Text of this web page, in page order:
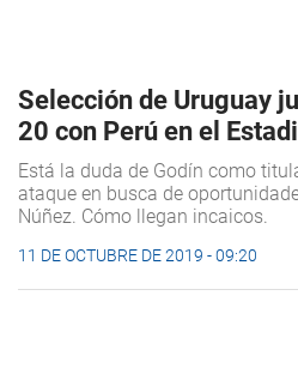
Selección de Uruguay
20 con Perú en el
Está la duda de Godín como
ataque en busca de
Núñez. Cómo llegan incaicos.
11 DE OCTUBRE DE 2019 - 09:20